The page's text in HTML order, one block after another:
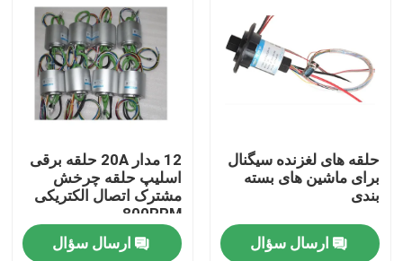
خانه
حلقه های لغزنده سیگنال
برای ماشین های بسته
بندی
ارسال سؤال
12 مدار 20A حلقه برقی
اسلیپ حلقه چرخش
مشترک اتصال الکتریکی
800RPM
ارسال سؤال